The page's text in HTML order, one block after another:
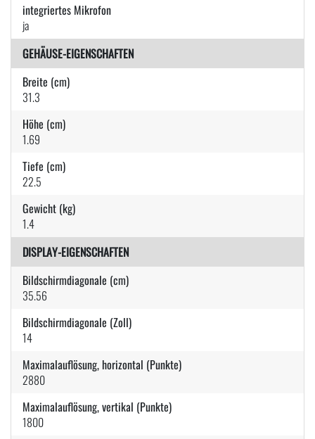
integriertes Mikrofon
ja
GEHÄUSE-EIGENSCHAFTEN
Breite (cm)
31.3
Höhe (cm)
1.69
Tiefe (cm)
22.5
Gewicht (kg)
1.4
DISPLAY-EIGENSCHAFTEN
Bildschirmdiagonale (cm)
35.56
Bildschirmdiagonale (Zoll)
14
Maximalauflösung, horizontal (Punkte)
2880
Maximalauflösung, vertikal (Punkte)
1800